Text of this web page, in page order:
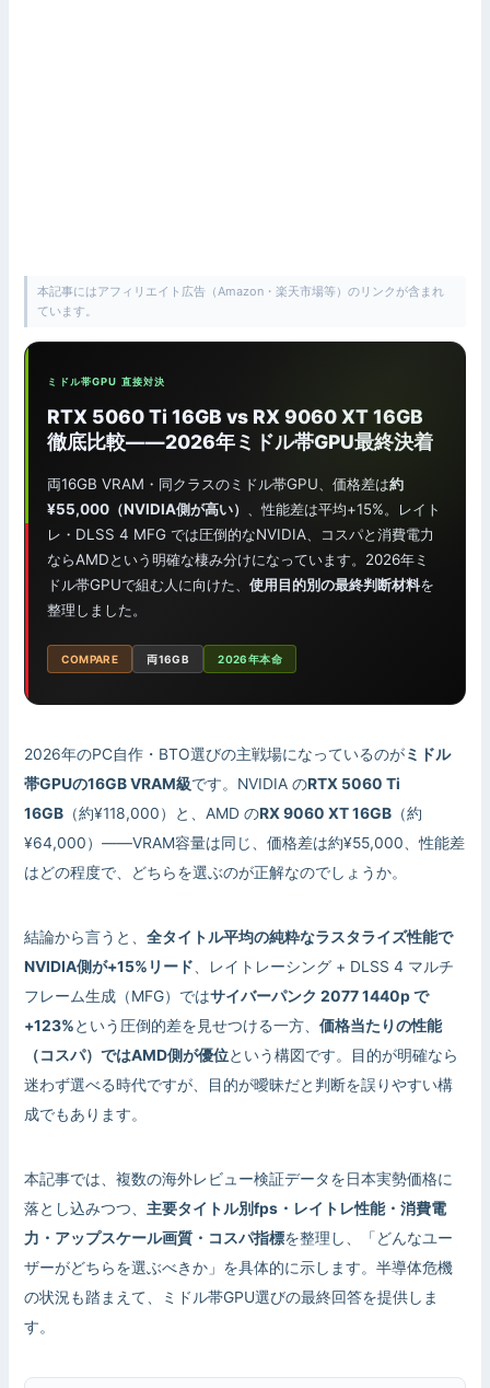
本記事にはアフィリエイト広告（Amazon・楽天市場等）のリンクが含まれ
ています。
ミドル帯GPU 直接対決
RTX 5060 Ti 16GB vs RX 9060 XT 16GB
徹底比較——2026年ミドル帯GPU最終決着
両16GB VRAM・同クラスのミドル帯GPU、価格差は約
¥55,000（NVIDIA側が高い）
、性能差は平均+15%。レイト
レ・DLSS 4 MFG では圧倒的なNVIDIA、コスパと消費電力
ならAMDという明確な棲み分けになっています。2026年ミ
ドル帯GPUで組む人に向けた、使用目的別の最終判断材料を
整理しました。
COMPARE 両16GB 2026年本命
2026年のPC自作・BTO選びの主戦場になっているのがミドル
帯GPUの16GB VRAM級です。NVIDIA のRTX 5060 Ti
16GB （約¥118,000）と、AMD のRX 9060 XT 16GB （約
¥64,000）——VRAM容量は同じ、価格差は約¥55,000、性能差
はどの程度で、どちらを選ぶのが正解なのでしょうか。
結論から言うと、全タイトル平均の純粋なラスタライズ性能で
NVIDIA側が+15%リード 、レイトレーシング + DLSS 4 マルチ
フレーム生成（MFG）ではサイバーパンク 2077 1440p で
+123%という圧倒的差を見せつける一方、価格当たりの性能
（コスパ）ではAMD側が優位という構図です。目的が明確なら
迷わず選べる時代ですが、目的が曖昧だと判断を誤りやすい構
成でもあります。
本記事では、複数の海外レビュー検証データを日本実勢価格に
落とし込みつつ、 主要タイトル別fps・レイトレ性能・消費電
力・アップスケール画質・コスパ指標を整理し、「どんなユー
ザーがどちらを選ぶべきか」を具体的に示します。半導体危機
の状況も踏まえて、ミドル帯GPU選びの最終回答を提供しま
す。